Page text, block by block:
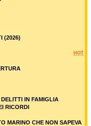
(2026)
HOT
IN FAMIGLIA
RICORDI
MARINO CHE NON SAPEVA